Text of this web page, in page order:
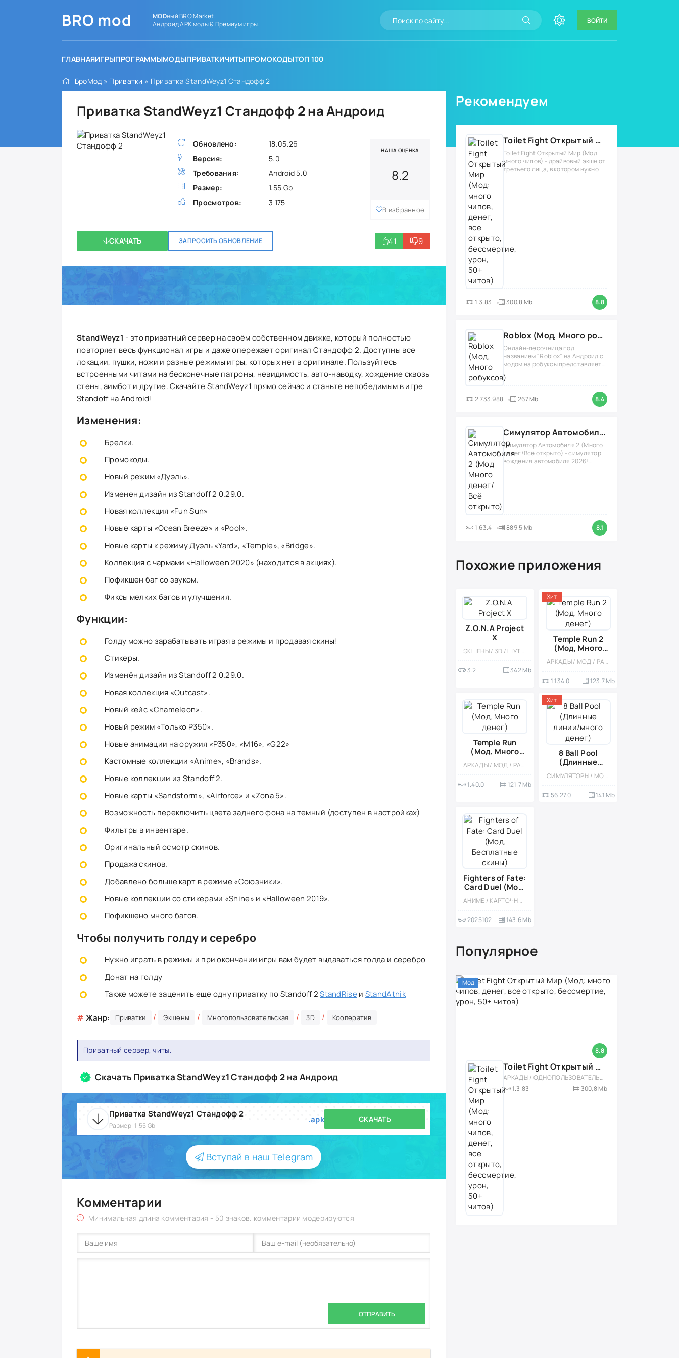
BRO mod MODный BRO Market.
Андроид APK моды & Премиум игры.
ВОЙТИ
ГЛАВНАЯИГРЫПРОГРАММЫМОДЫПРИВАТКИЧИТЫПРОМОКОДЫТОП 100
БроМод » Приватки » Приватка StandWeyz1 Стандофф 2
Приватка StandWeyz1 Стандофф 2 на Андроид
Обновлено:
18.05.26
Версия:
5.0
Требования:
Android 5.0
Размер:
1.55 Gb
Просмотров:
3 175
НАША ОЦЕНКА
8.2
В избранное
СКАЧАТЬ ЗАПРОСИТЬ ОБНОВЛЕНИЕ 41 9
StandWeyz1 - это приватный сервер на своём собственном движке, который полностью
повторяет весь функционал игры и даже опережает оригинал Стандофф 2. Доступны все
локации, пушки, ножи и разные режимы игры, которых нет в оригинале. Пользуйтесь
встроенными читами на бесконечные патроны, невидимость, авто-наводку, хождение сквозь
стены, аимбот и другие. Скачайте StandWeyz1 прямо сейчас и станьте непобедимым в игре
Standoff на Android!
Изменения:
Брелки.
Промокоды.
Новый режим «Дуэль».
Изменен дизайн из Standoff 2 0.29.0.
Новая коллекция «Fun Sun»
Новые карты «Ocean Breeze» и «Pool».
Новые карты к режиму Дуэль «Yard», «Temple», «Bridge».
Коллекция с чармами «Halloween 2020» (находится в акциях).
Пофикшен баг со звуком.
Фиксы мелких багов и улучшения.
Функции:
Голду можно зарабатывать играя в режимы и продавая скины!
Стикеры.
Изменён дизайн из Standoff 2 0.29.0.
Новая коллекция «Outcast».
Новый кейс «Chameleon».
Новый режим «Только P350».
Новые анимации на оружия «P350», «М16», «G22»
Кастомные коллекции «Anime», «Brands».
Новые коллекции из Standoff 2.
Новые карты «Sandstorm», «Airforce» и «Zona 5».
Возможность переключить цвета заднего фона на темный (доступен в настройках)
Фильтры в инвентаре.
Оригинальный осмотр скинов.
Продажа скинов.
Добавлено больше карт в режиме «Союзники».
Новые коллекции со стикерами «Shine» и «Halloween 2019».
Пофикшено много багов.
Чтобы получить голду и серебро
Нужно играть в режимы и при окончании игры вам будет выдаваться голда и серебро
Донат на голду
Также можете заценить еще одну приватку по Standoff 2StandRise и StandAtnik
# Жанр: Приватки / Экшены / Многопользовательская / 3D / Кооператив
Приватный сервер, читы.
Скачать Приватка StandWeyz1 Стандофф 2 на Андроид
Приватка StandWeyz1 Стандофф 2
Размер: 1.55 Gb
.apk СКАЧАТЬ
Вступай в наш Telegram
Комментарии
Минимальная длина комментария - 50 знаков. комментарии модерируются
ОТПРАВИТЬ
Рекомендуем
Toilet Fight Открытый Мир (Мод: много чипов, денег, все открыто, бессмертие, урон, 50+ читов)
Toilet Fight Открытый Мир (Мод
много чипов) - драйвовый экшн от
третьего лица, в котором нужно
1.3.83 300,8 Mb 8.8
Roblox (Мод, Много робуксов)
Онлайн-песочница под
названием "Roblox" на Андроид с
модом на робуксы представляет
собой
2.733.988 267 Mb 8.4
Симулятор Автомобиля 2 (Мод Много денег/Всё открыто)
Симулятор Автомобиля 2 (Много
денег/Всё открыто) - симулятор
вождения автомобиля 2026!
1.63.4 889.5 Mb 8.1
Похожие приложения
Z.O.N.A Project
X
ЭКШЕНЫ / 3D / ШУТЕРЫ / КАЗУАЛЬНЫЕ / ВЫЖИВАНИЕ / МОНСТРЫ / ОДНОПОЛЬЗОВАТЕЛЬСКИЕ / ОФЛАЙН / РЕАЛИЗМ / ПЛАТНАЯ / ЗОМБИ / МОД
3.2 342 Mb
Temple Run 2
(Мод, Много
денег)
АРКАДЫ / МОД / РАННЕРЫ / ЭКШЕНЫ / ПЛАТФОРМЕРЫ / ОДНОПОЛЬЗОВАТЕЛЬСКИЕ / СТИЛИЗАЦИЯ / ОФЛАЙН / ВСТРОЕННЫЙ КЕШ
1.134.0 123.7 Mb
Хит
Temple Run
(Мод, Много
денег)
АРКАДЫ / МОД / РАННЕРЫ / ЭКШЕНЫ / ПЛАТФОРМЕРЫ / ОДНОПОЛЬЗОВАТЕЛЬСКИЕ / ОФЛАЙН / СТИЛИЗАЦИЯ / 3D
1.40.0 121.7 Mb
8 Ball Pool
(Длинные
линии/много
денег)
СИМУЛЯТОРЫ / МОД / СПОРТИВНЫЕ / КАЗУАЛЬНЫЕ / МНОГОПОЛЬЗОВАТЕЛЬСКАЯ / СОРЕВНОВАТЕЛЬНАЯ / ОДНОПОЛЬЗОВАТЕЛЬСКИЕ / РЕАЛИЗМ / ОФЛАЙН / БИЛЬЯРД / МАЛЕНЬКАЯ
56.27.0 141 Mb
Хит
Fighters of Fate:
Card Duel (Мод,
Бесплатные
скины)
АНИМЕ / КАРТОЧНЫЕ / КАЗУАЛЬНЫЕ / МНОГОПОЛЬЗОВАТЕЛЬСКАЯ / СОРЕВНОВАТЕЛЬНАЯ / МОД / ОДНОПОЛЬЗОВАТЕЛЬСКИЕ / СТИЛИЗАЦИЯ / ВИД СБОКУ / РОЛЕВЫЕ
202510270 143.6 Mb
Популярное
8.8
Мод
Toilet Fight Открытый Мир (Мод: много чипов, денег, все открыто, бессмертие, урон, 50+ читов)
АРКАДЫ / ОДНОПОЛЬЗОВАТЕЛЬСКИЕ / ОФЛАЙН / МОД / РОЛЕВЫЕ / ШУТЕРЫ / ОТКРЫТЫЙ МИР / ВСТРОЕННЫЙ КЕШ / 3D / ЭКШЕНЫ / ТУАЛЕТНЫЕ ВОЙНЫ / ДЛЯ ДЕТЕЙ
1.3.83
300,8 Mb